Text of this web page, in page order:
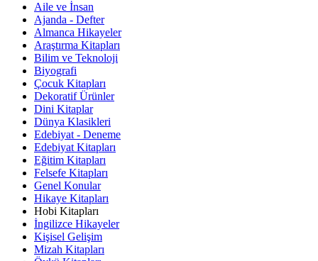
Aile ve İnsan
Ajanda - Defter
Almanca Hikayeler
Araştırma Kitapları
Bilim ve Teknoloji
Biyografi
Çocuk Kitapları
Dekoratif Ürünler
Dini Kitaplar
Dünya Klasikleri
Edebiyat - Deneme
Edebiyat Kitapları
Eğitim Kitapları
Felsefe Kitapları
Genel Konular
Hikaye Kitapları
Hobi Kitapları
İngilizce Hikayeler
Kişisel Gelişim
Mizah Kitapları